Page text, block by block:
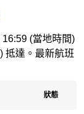
(當地時間)
抵達。最新航班
狀態